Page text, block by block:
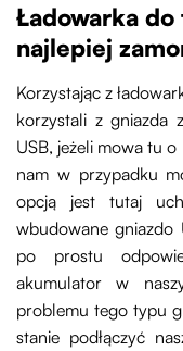
Ładowarka
najlepiej
Korzystając z
korzystali z gniazda
USB, jeżeli mowa tu
nam w przypadku
opcją jest tutaj
wbudowane gniazdo
po prostu
akumulator w
problemu tego typu
stanie podłączyć